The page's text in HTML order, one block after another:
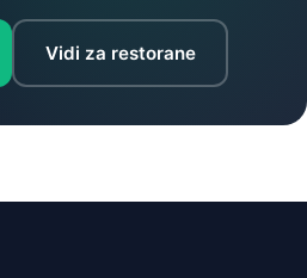
Vidi za restorane